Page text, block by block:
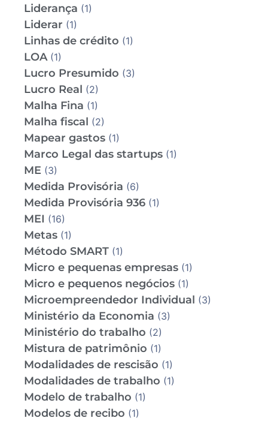
Liderança (1)
Liderar (1)
Linhas de crédito (1)
LOA(1)
Lucro Presumido (3)
Lucro Real (2)
Malha Fina (1)
Malha fiscal (2)
Mapear gastos (1)
Marco Legal das startups (1)
ME (3)
Medida Provisória (6)
Medida Provisória 936 (1)
MEI (16)
Metas (1)
Método SMART (1)
Micro e pequenas empresas (1)
Micro e pequenos negócios (1)
Microempreendedor Individual (3)
Ministério da Economia (3)
Ministério do trabalho (2)
Mistura de patrimônio (1)
Modalidades de rescisão (1)
Modalidades de trabalho (1)
Modelo de trabalho (1)
Modelos de recibo (1)